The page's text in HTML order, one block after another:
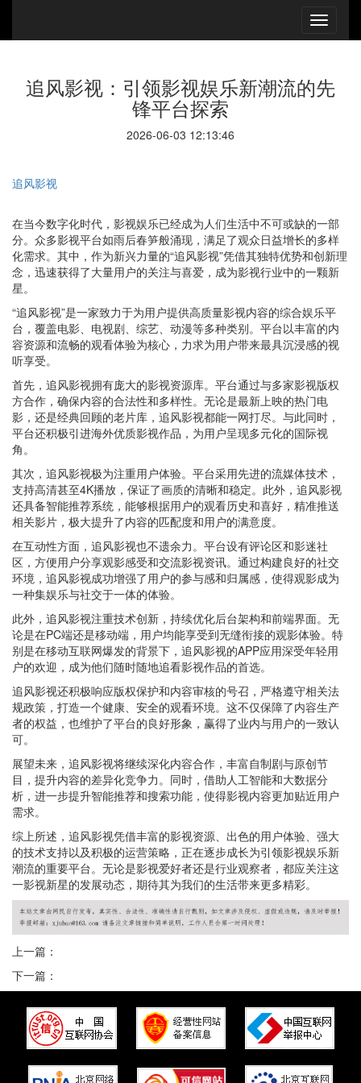
追风影视：引领影视娱乐新潮流的先
锋平台探索
2026-06-03 12:13:46
追风影视
在当今数字化时代，影视娱乐已经成为人们生活中不可或缺的一部
分。众多影视平台如雨后春笋般涌现，满足了观众日益增长的多样
化需求。其中，作为新兴力量的“追风影视”凭借其独特优势和创新理
念，迅速获得了大量用户的关注与喜爱，成为影视行业中的一颗新
星。
“追风影视”是一家致力于为用户提供高质量影视内容的综合娱乐平
台，覆盖电影、电视剧、综艺、动漫等多种类别。平台以丰富的内
容资源和流畅的观看体验为核心，力求为用户带来最具沉浸感的视
听享受。
首先，追风影视拥有庞大的影视资源库。平台通过与多家影视版权
方合作，确保内容的合法性和多样性。无论是最新上映的热门电
影，还是经典回顾的老片库，追风影视都能一网打尽。与此同时，
平台还积极引进海外优质影视作品，为用户呈现多元化的国际视
角。
其次，追风影视极为注重用户体验。平台采用先进的流媒体技术，
支持高清甚至4K播放，保证了画质的清晰和稳定。此外，追风影视
还具备智能推荐系统，能够根据用户的观看历史和喜好，精准推送
相关影片，极大提升了内容的匹配度和用户的满意度。
在互动性方面，追风影视也不遗余力。平台设有评论区和影迷社
区，方便用户分享观影感受和交流影视资讯。通过构建良好的社交
环境，追风影视成功增强了用户的参与感和归属感，使得观影成为
一种集娱乐与社交于一体的体验。
此外，追风影视注重技术创新，持续优化后台架构和前端界面。无
论是在PC端还是移动端，用户均能享受到无缝衔接的观影体验。特
别是在移动互联网爆发的背景下，追风影视的APP应用深受年轻用
户的欢迎，成为他们随时随地追看影视作品的首选。
追风影视还积极响应版权保护和内容审核的号召，严格遵守相关法
规政策，打造一个健康、安全的观看环境。这不仅保障了内容生产
者的权益，也维护了平台的良好形象，赢得了业内与用户的一致认
可。
展望未来，追风影视将继续深化内容合作，丰富自制剧与原创节
目，提升内容的差异化竞争力。同时，借助人工智能和大数据分
析，进一步提升智能推荐和搜索功能，使得影视内容更加贴近用户
需求。
综上所述，追风影视凭借丰富的影视资源、出色的用户体验、强大
的技术支持以及积极的运营策略，正在逐步成长为引领影视娱乐新
潮流的重要平台。无论是影视爱好者还是行业观察者，都应关注这
一影视新星的发展动态，期待其为我们的生活带来更多精彩。
上一篇：
下一篇：